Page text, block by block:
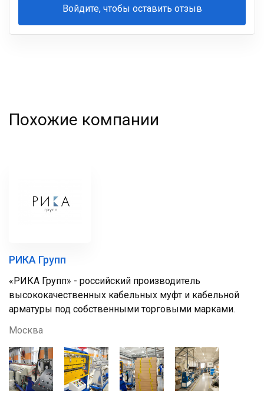
Войдите, чтобы оставить отзыв
Ваша
Похожие компании
РИКА Групп
«РИКА Групп» - российский производитель
высококачественных кабельных муфт и кабельной
арматуры под собственными торговыми марками.
Москва